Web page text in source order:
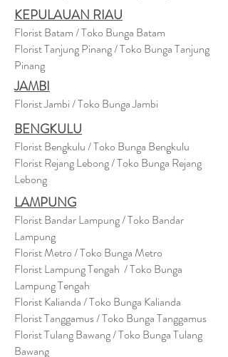
KEPULAUAN RIAU
Florist Batam / Toko Bunga Batam
Florist Tanjung Pinang / Toko Bunga Tanjung
Pinang
JAMBI
Florist Jambi / Toko Bunga Jambi
BENGKULU
Florist Bengkulu / Toko Bunga Bengkulu
Florist Rejang Lebong / Toko Bunga Rejang
Lebong
LAMPUNG
Florist Bandar Lampung / Toko Bandar
Lampung
Florist Metro / Toko Bunga Metro
Florist Lampung Tengah / Toko Bunga
Lampung Tengah
Florist Kalianda / Toko Bunga Kalianda
Florist Tanggamus / Toko Bunga Tanggamus
Florist Tulang Bawang / Toko Bunga Tulang
Bawang